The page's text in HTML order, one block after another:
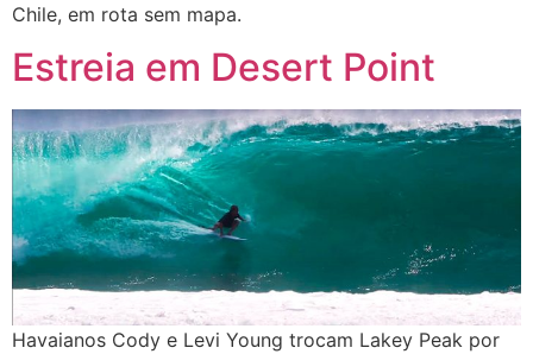
Chile, em rota sem mapa.
Estreia em Desert Point
Havaianos Cody e Levi Young trocam Lakey Peak por